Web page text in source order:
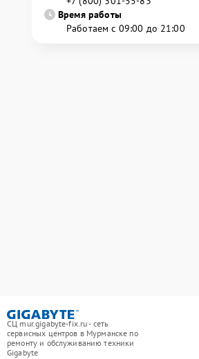
Время работы
Работаем с 09:00 до 21:00
СЦ mur.gigabyte-fix.ru - сеть
сервисных центров в Мурманске по
ремонту и обслуживанию техники
Gigabyte